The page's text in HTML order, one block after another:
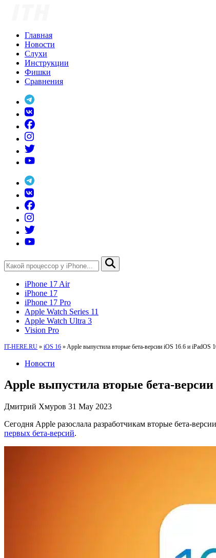
Главная
Новости
Слухи
Инструкции
Фишки
Сравнения
iPhone 17 Air
iPhone 17
iPhone 17 Pro
Apple Watch Series 11
Apple Watch Ultra 3
Vision Pro
IT-HERE.RU » iOS 16 » Apple выпустила вторые бета-версии iOS 16.6 и iPadOS
Новости
Apple выпустила вторые бета-
Дмитрий Хмуров 31 May 2023
Сегодня Apple разослала разработчикам вторые бета-
первых бета-версий.